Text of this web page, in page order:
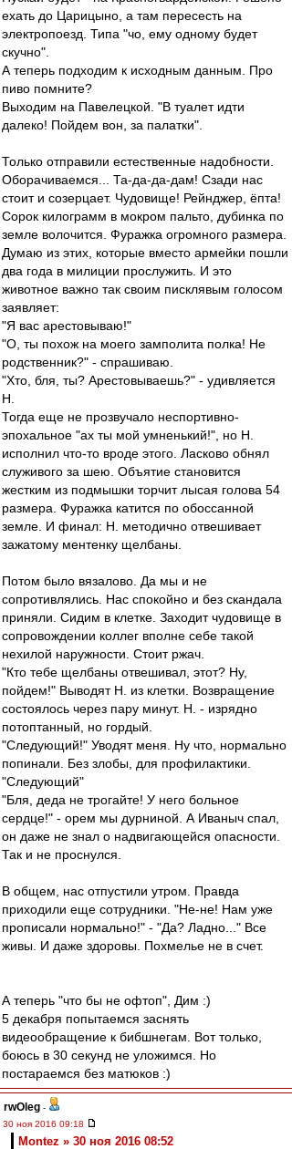
ехать до Царицыно, а там пересесть на
электропоезд. Типа "чо, ему одному будет
скучно".
А теперь подходим к исходным данным. Про
пиво помните?
Выходим на Павелецкой. "В туалет идти
далеко! Пойдем вон, за палатки".
Только отправили естественные надобности.
Оборачиваемся... Та-да-да-дам! Сзади нас
стоит и созерцает. Чудовище! Рейнджер, ёпта!
Сорок килограмм в мокром пальто, дубинка по
земле волочится. Фуражка огромного размера.
Думаю из этих, которые вместо армейки пошли
два года в милиции прослужить. И это
животное важно так своим писклявым голосом
заявляет:
"Я вас арестовываю!"
"О, ты похож на моего замполита полка! Не
родственник?" - спрашиваю.
"Хто, бля, ты? Арестовываешь?" - удивляется
Н.
Тогда еще не прозвучало неспортивно-
эпохальное "ах ты мой умненький!", но Н.
исполнил что-то вроде этого. Ласково обнял
служивого за шею. Объятие становится
жестким из подмышки торчит лысая голова 54
размера. Фуражка катится по обоссанной
земле. И финал: Н. методично отвешивает
зажатому ментенку щелбаны.
Потом было вязалово. Да мы и не
сопротивлялись. Нас спокойно и без скандала
приняли. Сидим в клетке. Заходит чудовище в
сопровождении коллег вполне себе такой
нехилой наружности. Стоит ржач.
"Кто тебе щелбаны отвешивал, этот? Ну,
пойдем!" Выводят Н. из клетки. Возвращение
состоялось через пару минут. Н. - изрядно
потоптанный, но гордый.
"Следующий!" Уводят меня. Ну что, нормально
попинали. Без злобы, для профилактики.
"Следующий"
"Бля, деда не трогайте! У него больное
сердце!" - орем мы дурниной. А Иваныч спал,
он даже не знал о надвигающейся опасности.
Так и не проснулся.
В общем, нас отпустили утром. Правда
приходили еще сотрудники. "Не-не! Нам уже
прописали нормально!" - "Да? Ладно..." Все
живы. И даже здоровы. Похмелье не в счет.
А теперь "что бы не офтоп", Дим :)
5 декабря попытаемся заснять
видеообращение к бибшнегам. Вот только,
боюсь в 30 секунд не уложимся. Но
постараемся без матюков :)
rwOleg -
30 ноя 2016 09:18
Montez » 30 ноя 2016 08:52